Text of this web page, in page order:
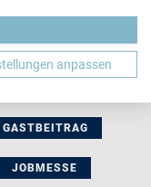
BEWERBUNG
GASTBEITRAG
JOBMESSE
anpassen